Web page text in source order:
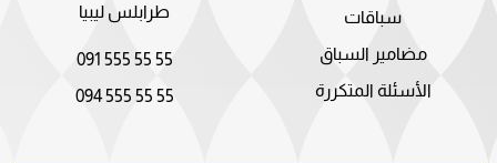
سباقات
مضامير السباق
الأسئلة المتكررة
طرابلس ليبيا
091 555 55 55
094 555 55 55